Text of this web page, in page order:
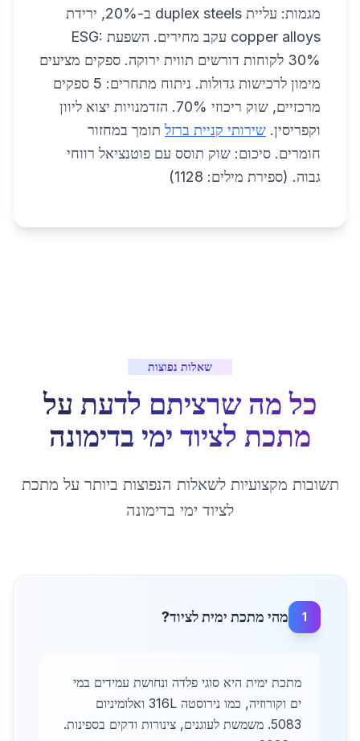
מגמות: עליית duplex steels ב-20%, ירידת
copper alloys עקב מחירים. השפעת ESG:
30% לקוחות דורשים תווית ירוקה. ספקים מציעים
מימון לרכישות גדולות. ניתוח מתחרים: 5 ספקים
מרכזיים, שוק ריכוזי 70%. הזדמנויות יצוא ליוון
וקפריסין. שירותי קניית ברזל תומך במחזור
חומרים. סיכום: שוק תוסס עם פוטנציאל רווחי
גבוה. (ספירת מילים: 1128)
שאלות נפוצות
כל מה שרציתם לדעת על
מתכת לציוד ימי בדימונה
תשובות מקצועיות לשאלות הנפוצות ביותר על מתכת
לציוד ימי בדימונה
1 מהי מתכת ימית לציוד?
מתכת ימית היא סוגי פלדה ונחושת עמידים במי
ים וקורוזיה, כמו נירוסטה 316L ואלומיניום
5083. משמשת לעוגנים, צינורות ודקים בספינות.